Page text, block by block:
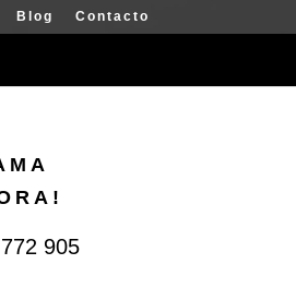
Blog Contacto
905